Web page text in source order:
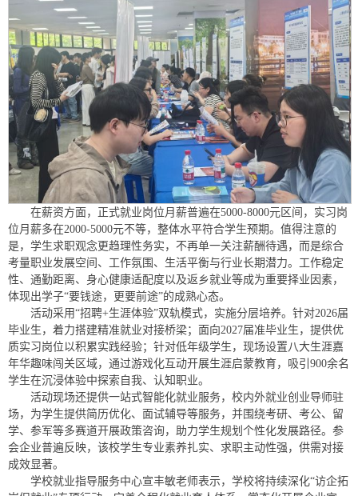
在薪资方面，正式就业岗位月薪普遍在5000-8000元区间，实习岗
位月薪多在2000-5000元不等，整体水平符合学生预期。值得注意的
是，学生求职观念更趋理性务实，不再单一关注薪酬待遇，而是综合
考量职业发展空间、工作氛围、生活平衡与行业长期潜力。工作稳定
性、通勤距离、身心健康适配度以及返乡就业等成为重要择业因素，
体现出学子“要钱途，更要前途”的成熟心态。
活动采用“招聘+生涯体验”双轨模式，实施分层培养。针对2026届
毕业生，着力搭建精准就业对接桥梁；面向2027届准毕业生，提供优
质实习岗位以积累实践经验；针对低年级学生，现场设置八大生涯嘉
年华趣味闯关区域，通过游戏化互动开展生涯启蒙教育，吸引900余名
学生在沉浸体验中探索自我、认知职业。
活动现场还提供一站式智能化就业服务，校内外就业创业导师驻
场，为学生提供简历优化、面试辅导等服务，并围绕考研、考公、留
学、参军等多赛道开展政策咨询，助力学生规划个性化发展路径。参
会企业普遍反映，该校学生专业素养扎实、求职主动性强，供需对接
成效显著。
学校就业指导服务中心宣丰敏老师表示，学校将持续深化“访企拓